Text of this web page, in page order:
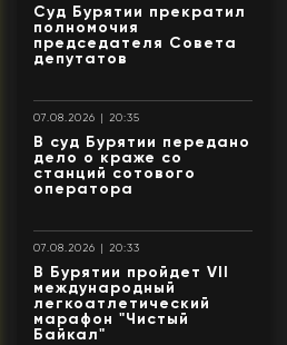
Суд Бурятии прекратил
полномочия
председателя Совета
депутатов
07.08.2026 | 20:35
В суд Бурятии передано
дело о краже со
станций сотового
оператора
07.08.2026 | 20:33
В Бурятии пройдет VII
международный
легкоатлетический
марафон "Чистый
Байкал"